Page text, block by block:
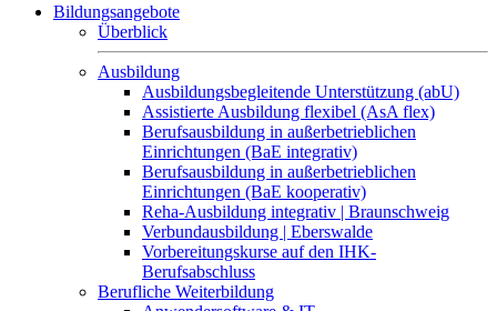
Bildungsangebote
Überblick
Ausbildung
Ausbildungsbegleitende Unterstützung (abU)
Assistierte Ausbildung flexibel (AsA flex)
Berufsausbildung in außerbetrieblichen
Einrichtungen (BaE integrativ)
Berufsausbildung in außerbetrieblichen
Einrichtungen (BaE kooperativ)
Reha-Ausbildung integrativ | Braunschweig
Verbundausbildung | Eberswalde
Vorbereitungskurse auf den IHK-
Berufsabschluss
Berufliche Weiterbildung